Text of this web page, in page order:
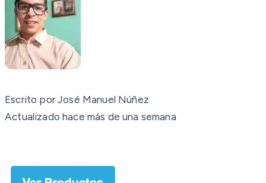
Escrito porJosé Manuel Núñez
Actualizado hace más de una semana